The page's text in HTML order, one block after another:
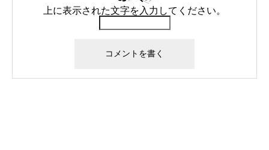
上に表示された文字を入力してください。